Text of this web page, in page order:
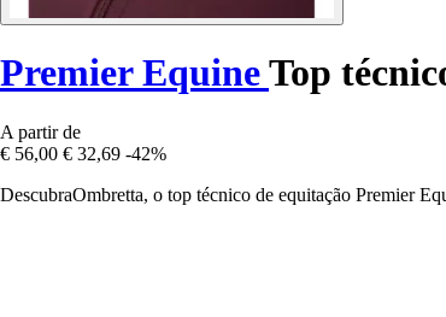
Premier EquineTop
A partir de
€ 56,00 € 32,69 -42%
DescubraOmbretta, o top técnico de equitação Premier